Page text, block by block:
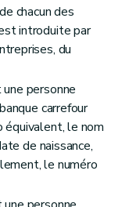
chacun des
introduite par
du
personne
carrefour
le nom
de naissance,
le numéro